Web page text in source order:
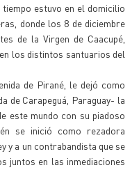
estuvo en el domicilio
donde los 8 de diciembre
de la Virgen de Caacupé,
los distintos santuarios del
de Pirané, le dejó como
de Carapeguá, Paraguay- la
este mundo con su piadoso
se inició como rezadora
y a un contrabandista que se
juntos en las inmediaciones